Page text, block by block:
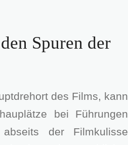
Spuren der
des Films, kann
bei Führungen
der Filmkulisse